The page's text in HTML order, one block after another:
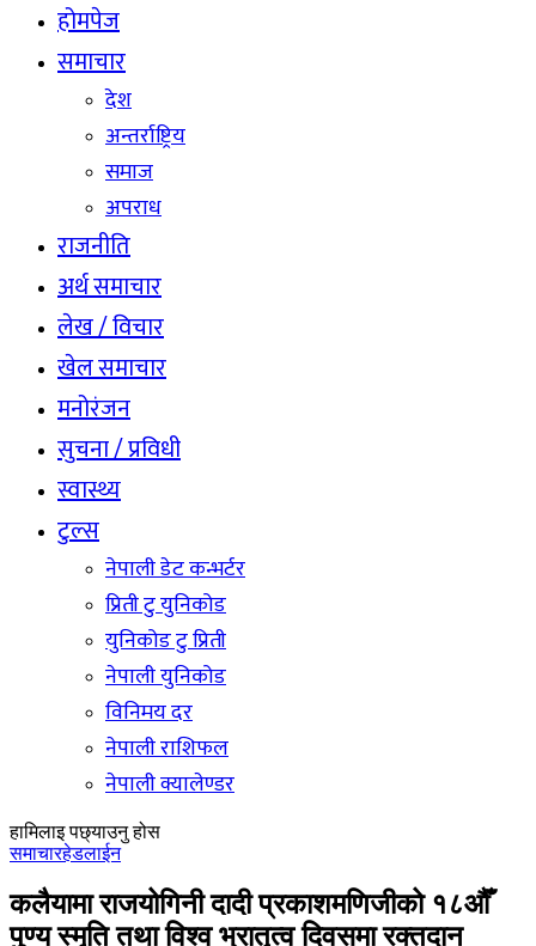
होमपेज
समाचार
देश
अन्तर्राष्ट्रिय
समाज
अपराध
राजनीति
अर्थ समाचार
लेख / विचार
खेल समाचार
मनोरंजन
सुचना / प्रविधी
स्वास्थ्य
टुल्स
नेपाली डेट कन्भर्टर
प्रिती टु युनिकोड
युनिकोड टु प्रिती
नेपाली युनिकोड
विनिमय दर
नेपाली राशिफल
नेपाली क्यालेण्डर
हामिलाइ पछ्याउनु होस
समाचारहेडलाईन
कलैयामा राजयोगिनी दादी प्रकाशमणिजीको १८औँ
पुण्य स्मृति तथा विश्व भ्रातृत्व दिवसमा रक्तदान